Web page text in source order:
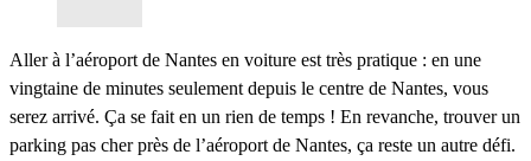
Aller à l’aéroport de Nantes en voiture est très pratique : en une
vingtaine de minutes seulement depuis le centre de Nantes, vous
serez arrivé. Ça se fait en un rien de temps ! En revanche, trouver un
parking pas cher près de l’aéroport de Nantes, ça reste un autre défi.